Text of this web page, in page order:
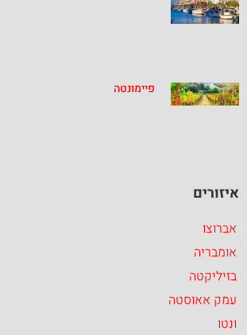
פיימונטה
איזורים
אברוצו
אומבריה
בזיליקטה
עמק אאוסטה
ונטו